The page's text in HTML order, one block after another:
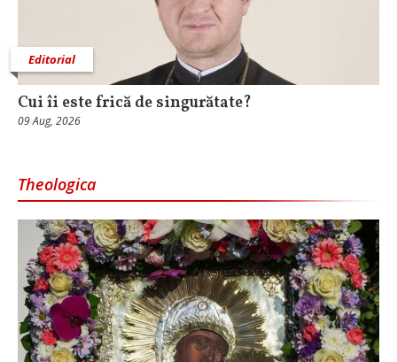
Editorial
Cui îi este frică de singurătate?
09 Aug, 2026
Theologica